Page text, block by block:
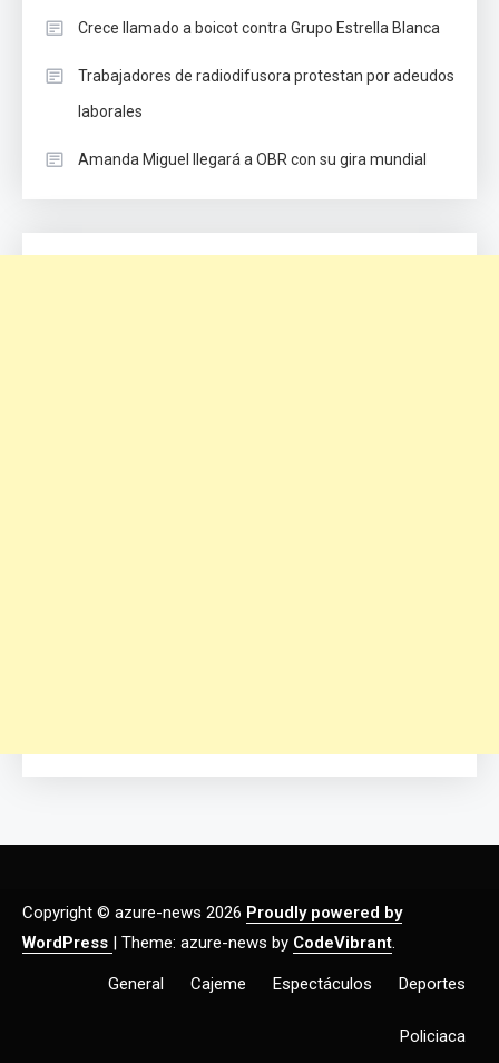
Crece llamado a boicot contra Grupo Estrella Blanca
Trabajadores de radiodifusora protestan por adeudos
laborales
Amanda Miguel llegará a OBR con su gira mundial
Copyright © azure-news 2026 Proudly powered by
WordPress | Theme: azure-news by CodeVibrant.
General Cajeme Espectáculos Deportes
Policiaca